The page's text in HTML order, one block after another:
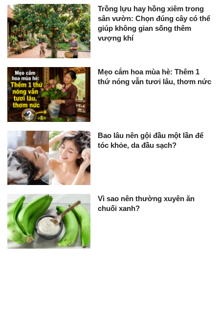
Trồng lựu hay hồng xiêm trong
sân vườn: Chọn đúng cây có thể
giúp không gian sống thêm
vượng khí
Mẹo cắm hoa mùa hè: Thêm 1
thứ nóng vẫn tươi lâu, thơm nức
Bao lâu nên gội đầu một lần để
tóc khỏe, da đầu sạch?
Vì sao nên thường xuyên ăn
chuối xanh?